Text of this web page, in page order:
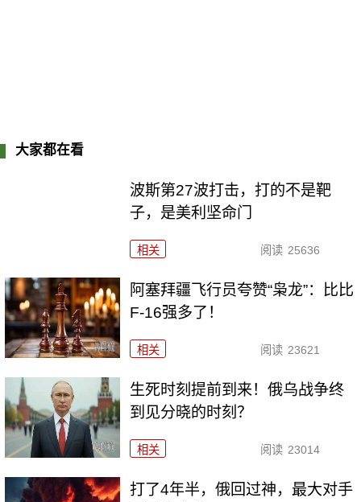
大家都在看
波斯第27波打击，打的不是靶
子，是美利坚命门
相关 阅读 25636
阿塞拜疆飞行员夸赞“枭龙”：比比
F-16强多了！
相关 阅读 23621
生死时刻提前到来！俄乌战争终
到见分晓的时刻？
相关 阅读 23014
打了4年半，俄回过神，最大对手